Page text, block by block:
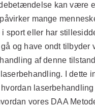
kan være
mange
i sport eller har
og have ondttilbyder
af denne
I dette
vores DAA